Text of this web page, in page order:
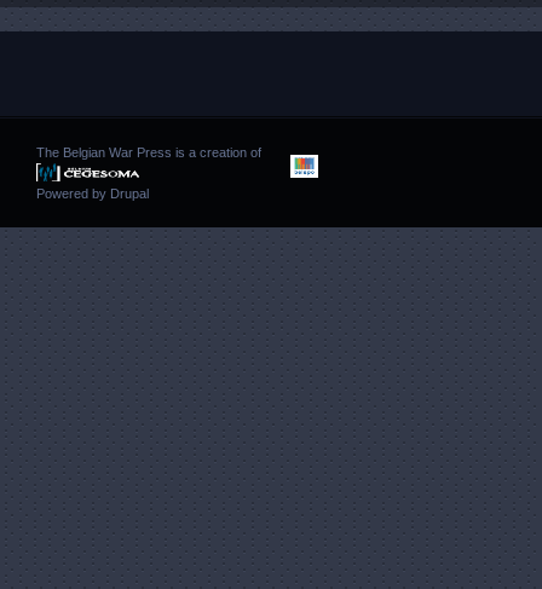
The Belgian War Press is a creation of
Powered by Drupal